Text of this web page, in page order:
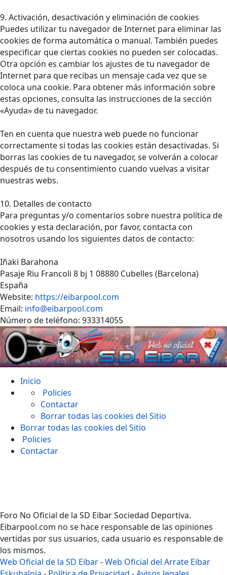
9. Activación, desactivación y eliminación de cookies
Puedes utilizar tu navegador de Internet para eliminar las
cookies de forma automática o manual. También puedes
especificar que ciertas cookies no pueden ser colocadas.
Otra opción es cambiar los ajustes de tu navegador de
Internet para que recibas un mensaje cada vez que se
coloca una cookie. Para obtener más información sobre
estas opciones, consulta las instrucciones de la sección
«Ayuda» de tu navegador.
Ten en cuenta que nuestra web puede no funcionar
correctamente si todas las cookies están desactivadas. Si
borras las cookies de tu navegador, se volverán a colocar
después de tu consentimiento cuando vuelvas a visitar
nuestras webs.
10. Detalles de contacto
Para preguntas y/o comentarios sobre nuestra política de
cookies y esta declaración, por favor, contacta con
nosotros usando los siguientes datos de contacto:
Iñaki Barahona
Pasaje Riu Francoli 8 bj 1 08880 Cubelles (Barcelona)
España
Website: https://eibarpool.com
Email: info@eibarpool.com
Número de teléfono: 933314055
Inicio
Policies
Contactar
Borrar todas las cookies del Sitio
Borrar todas las cookies del Sitio
Policies
Contactar
Foro No Oficial de la SD Eibar Sociedad Deportiva.
Eibarpool.com no se hace responsable de las opiniones
vertidas por sus usuarios, cada usuario es responsable de
los mismos.
Web Oficial de la SD Eibar-Web Oficial del Arrate Eibar